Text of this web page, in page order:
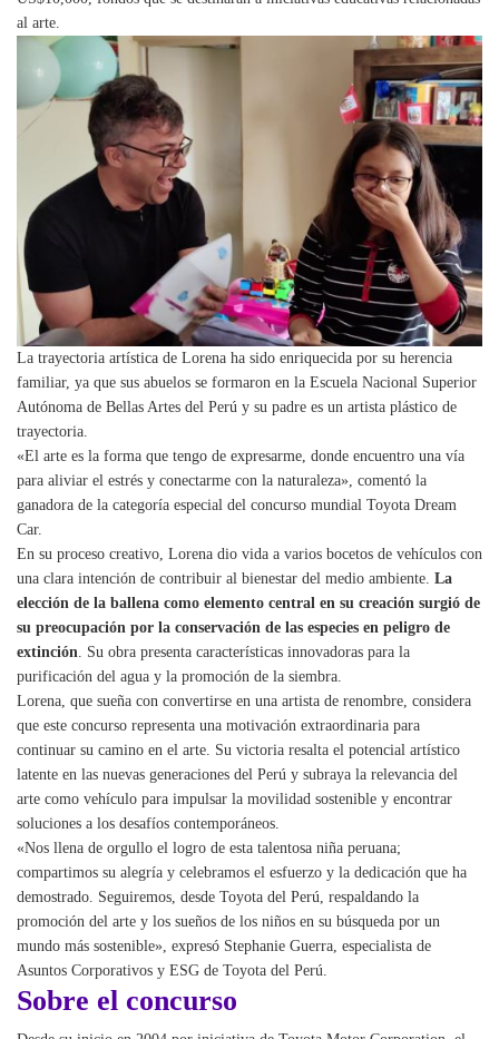
al arte.
La trayectoria artística de Lorena ha sido enriquecida por su herencia
familiar, ya que sus abuelos se formaron en la Escuela Nacional Superior
Autónoma de Bellas Artes del Perú y su padre es un artista plástico de
trayectoria.
«El arte es la forma que tengo de expresarme, donde encuentro una vía
para aliviar el estrés y conectarme con la naturaleza», comentó la
ganadora de la categoría especial del concurso mundial Toyota Dream
Car.
En su proceso creativo, Lorena dio vida a varios bocetos de vehículos con
una clara intención de contribuir al bienestar del medio ambiente. La
elección de la ballena como elemento central en su creación surgió de
su preocupación por la conservación de las especies en peligro de
extinción . Su obra presenta características innovadoras para la
purificación del agua y la promoción de la siembra.
Lorena, que sueña con convertirse en una artista de renombre, considera
que este concurso representa una motivación extraordinaria para
continuar su camino en el arte. Su victoria resalta el potencial artístico
latente en las nuevas generaciones del Perú y subraya la relevancia del
arte como vehículo para impulsar la movilidad sostenible y encontrar
soluciones a los desafíos contemporáneos.
«Nos llena de orgullo el logro de esta talentosa niña peruana;
compartimos su alegría y celebramos el esfuerzo y la dedicación que ha
demostrado. Seguiremos, desde Toyota del Perú, respaldando la
promoción del arte y los sueños de los niños en su búsqueda por un
mundo más sostenible», expresó Stephanie Guerra, especialista de
Asuntos Corporativos y ESG de Toyota del Perú.
Sobre el concurso